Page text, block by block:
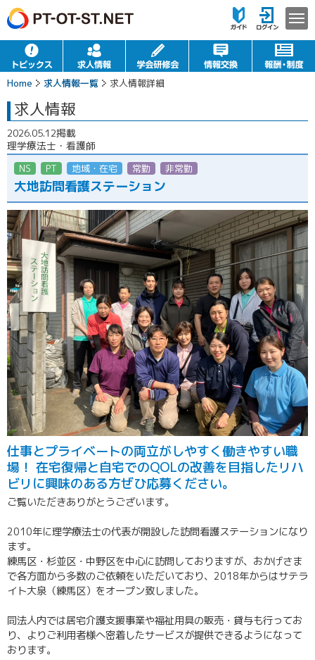
Home 求人情報一覧 求人情報詳細
求人情報
2026.05.12掲載
理学療法士・看護師
NS PT 地域・在宅 常勤 非常勤（パート）
大地訪問看護ステーション
仕事とプライベートの両立がしやすく働きやすい職
場！ 在宅復帰と自宅でのQOLの改善を目指したリハ
ビリに興味のある方ぜひ応募ください。
ご覧いただきありがとうございます。
2010年に理学療法士の代表が開設した訪問看護ステーションになり
ます。
練馬区・杉並区・中野区を中心に訪問しておりますが、おかげさま
で各方面から多数のご依頼をいただいており、2018年からはサテラ
イト大泉（練馬区）をオープン致しました。
同法人内では居宅介護支援事業や福祉用具の販売・貸与も行ってお
り、よりご利用者様へ密着したサービスが提供できるようになって
おります。